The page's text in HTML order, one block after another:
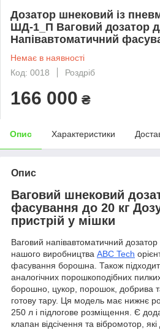
Дозатор шнековий із
ШД-1_П Ваговий дозатор
Напівавтоматичний
Немає в наявності
Код: 0018
Роздріб
166 000 ₴
Опис Характеристики
Опис
Ваговий шнековий
фасування до 20 кг
пристрій у мішки
Ваговий напівавтоматичний
нашого виробництва ABC Tech
фасування борошна. Також
аналогічних порошкоподібних
борошно, цукор, порошок, добрива
готову тару. Ця модель має нижнє
250 л і підлогове розміщення. Є
клапан відсічення та вібромотор,